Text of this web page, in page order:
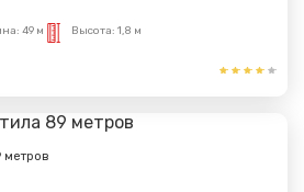
49 м Высота: 1,8 м
метров
успешно